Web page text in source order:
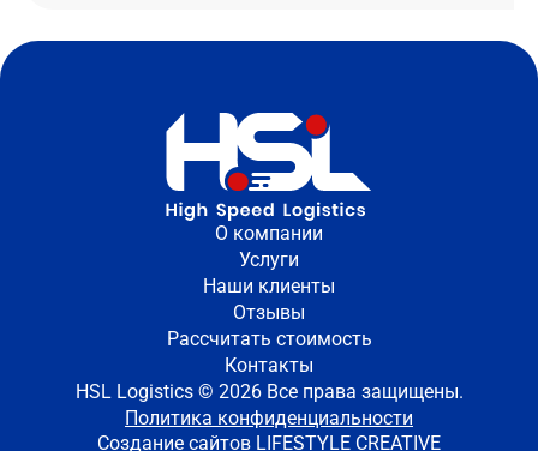
О компании
Услуги
Наши клиенты
Отзывы
Рассчитать стоимость
Контакты
HSL Logistics © 2026 Все права защищены.
Политика конфиденциальности
Создание сайтов LIFESTYLE CREATIVE